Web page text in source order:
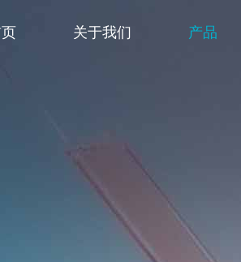
关于我们 产品